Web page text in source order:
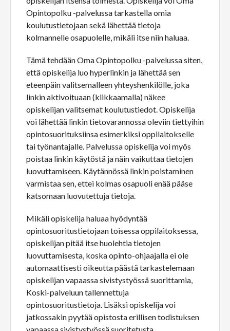
Opintopolku -palvelussa tarkastella omia
koulutustietojaan sekä lähettää tietoja
kolmannelle osapuolelle, mikäli itse niin haluaa.
Tämä tehdään Oma Opintopolku -palvelussa siten,
että opiskelija luo hyperlinkin ja lähettää sen
eteenpäin valitsemalleen yhteyshenkilölle, joka
linkin aktivoituaan (klikkaamalla) näkee
opiskelijan valitsemat koulutustiedot. Opiskelija
voi lähettää linkin tietovarannossa oleviin tiettyihin
opintosuorituksiinsa esimerkiksi oppilaitokselle
tai työnantajalle. Palvelussa opiskelija voi myös
poistaa linkin käytöstä ja näin vaikuttaa tietojen
luovuttamiseen. Käytännössä linkin poistaminen
varmistaa sen, ettei kolmas osapuoli enää pääse
katsomaan luovutettuja tietoja.
Mikäli opiskelija haluaa hyödyntää
opintosuoritustietojaan toisessa oppilaitoksessa,
opiskelijan pitää itse huolehtia tietojen
luovuttamisesta, koska opinto-ohjaajalla ei ole
automaattisesti oikeutta päästä tarkastelemaan
opiskelijan vapaassa sivistystyössä suorittamia,
Koski-palveluun tallennettuja
opintosuoritustietoja. Lisäksi opiskelija voi
jatkossakin pyytää opistosta erillisen todistuksen